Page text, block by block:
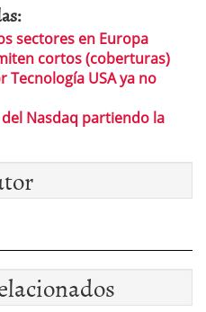
sectores en Europa
cortos (coberturas)
Tecnología USA ya no
Nasdaq partiendo la